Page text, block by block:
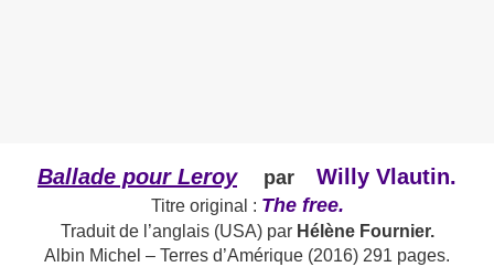
Ballade pour Leroy par Willy Vlautin.
Titre original : The free.
Traduit de l’anglais (USA) par Hélène Fournier.
Albin Michel – Terres d’Amérique (2016) 291 pages.